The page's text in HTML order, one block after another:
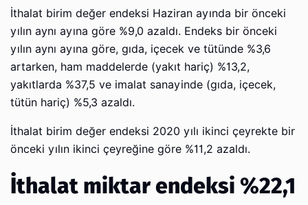
İthalat birim değer endeksi Haziran ayında bir önceki
yılın aynı ayına göre %9,0 azaldı. Endeks bir önceki
yılın aynı ayına göre, gıda, içecek ve tütünde %3,6
artarken, ham maddelerde (yakıt hariç) %13,2,
yakıtlarda %37,5 ve imalat sanayinde (gıda, içecek,
tütün hariç) %5,3 azaldı.
İthalat birim değer endeksi 2020 yılı ikinci çeyrekte bir
önceki yılın ikinci çeyreğine göre %11,2 azaldı.
İthalat miktar endeksi %22,1